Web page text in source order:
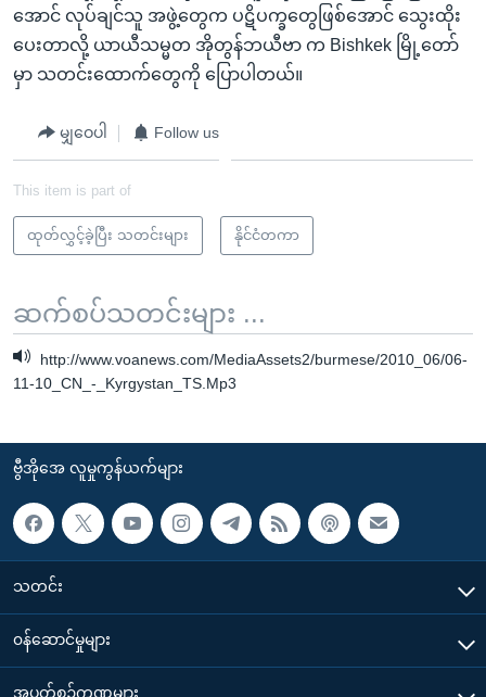
အောင် လုပ်ချင်သူ အဖွဲ့တွေက ပဋိပက္ခတွေဖြစ်အောင် သွေးထိုး
ပေးတာလို့ ယာယီသမ္မတ အိုတွန်ဘယီဗာ က Bishkek မြို့တော်
မှာ သတင်းထောက်တွေကို ပြောပါတယ်။
မျှဝေပါ Follow us
This item is part of
ထုတ်လွှင့်ခဲ့ပြီး သတင်းများ နိုင်ငံတကာ
ဆက်စပ်သတင်းများ ...
http://www.voanews.com/MediaAssets2/burmese/2010_06/06-
11-10_CN_-_Kyrgystan_TS.Mp3
ဗွီအိုအေ လူမှုကွန်ယက်များ
သတင်း
၀န်ဆောင်မှုများ
အပတ်စဉ်ကဏ္ဍများ